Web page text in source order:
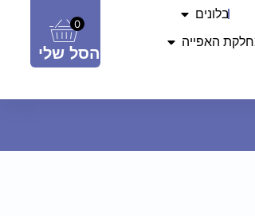
0
הסל שלי
בלונים
האפייה